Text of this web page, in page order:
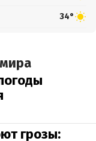
34°
грозы: